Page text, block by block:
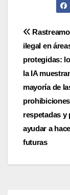
Post
ilegal en
protegidas:
la IA
mayoría de
respetadas y
ayudar a
futuras